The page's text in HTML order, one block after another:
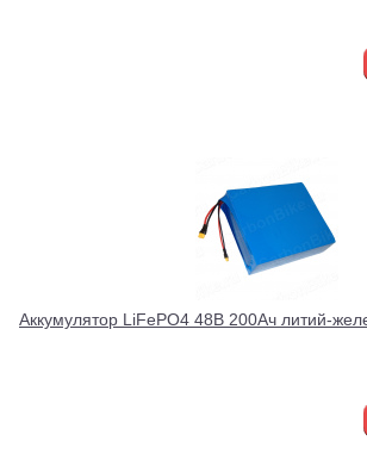
Аккумулятор LiFePO4 48В 200Ач литий-